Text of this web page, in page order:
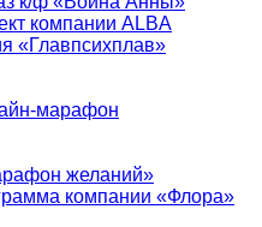
компании ALBA
«Главпсихплав»
желаний»
компании «Флора»